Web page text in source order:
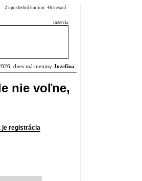
Za poslednú hodinu: 46 meraní
inzercia
dnes má meniny Jozefína
nie voľne,
je registrácia